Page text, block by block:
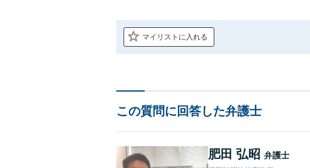
マイリストに入れる
この質問に回答した弁護士
肥田 弘昭 弁護士